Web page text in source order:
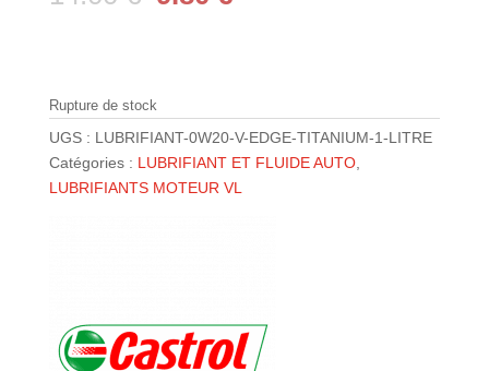
Rupture de stock
UGS : LUBRIFIANT-0W20-V-EDGE-TITANIUM-1-LITRE
Catégories : LUBRIFIANT ET FLUIDE AUTO,
LUBRIFIANTS MOTEUR VL